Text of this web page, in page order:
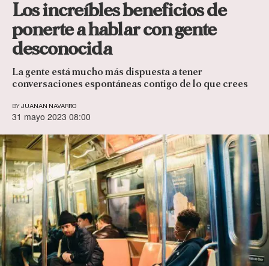
Los increíbles beneficios de
ponerte a hablar con gente
desconocida
La gente está mucho más dispuesta a tener
conversaciones espontáneas contigo de lo que crees
BY JUANAN NAVARRO
31 mayo 2023 08:00